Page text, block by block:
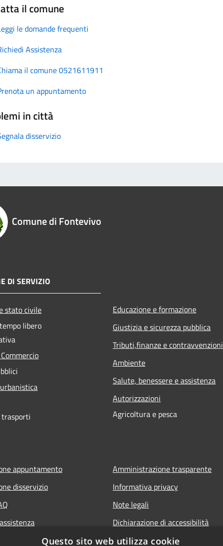
il comune
le domande frequenti
Assistenza
il comune 0521611911
un appuntamento
in città
disservizio
Comune di Fontevivo
DI SERVIZIO
stato civile
libero
Educazione e formazione
Giustizia e sicurezza pubblica
Tributi,finanze e contravvenzioni
Ambiente
Salute, benessere e assistenza
Autorizzazioni
Agricoltura e pesca
appuntamento
disservizio
Amministrazione trasparente
Informativa privacy
Note legali
Dichiarazione di accessibilità
Questo sito web utilizza cookie